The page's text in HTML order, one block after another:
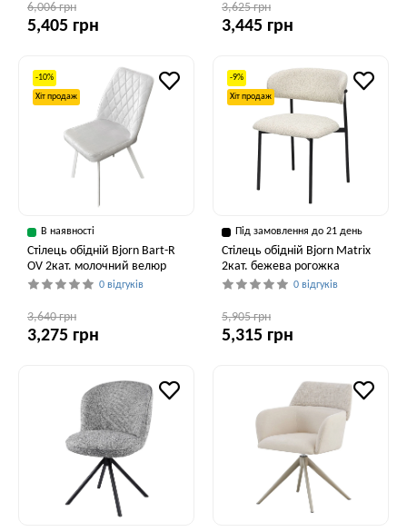
6,006 грн
5,405 грн
3,625 грн
3,445 грн
-10%
Хіт продаж
В наявності
Стілець обідній Bjorn Bart-R
OV 2кат. молочний велюр
0 відгуків
3,640 грн
3,275 грн
-9%
Хіт продаж
Під замовлення до 21 день
Стілець обідній Bjorn Matrix
2кат. бежева рогожка
0 відгуків
5,905 грн
5,315 грн